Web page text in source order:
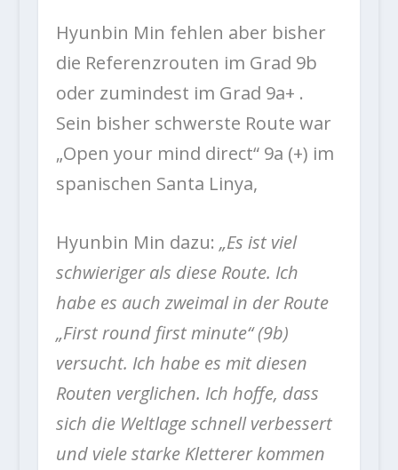
Hyunbin Min fehlen aber bisher
die Referenzrouten im Grad 9b
oder zumindest im Grad 9a+ .
Sein bisher schwerste Route war
„Open your mind direct“ 9a (+) im
spanischen Santa Linya,
Hyunbin Min dazu: „Es ist viel
schwieriger als diese Route. Ich
habe es auch zweimal in der Route
„First round first minute“(9b)
versucht. Ich habe es mit diesen
Routen verglichen. Ich hoffe, dass
sich die Weltlage schnell verbessert
und viele starke Kletterer kommen